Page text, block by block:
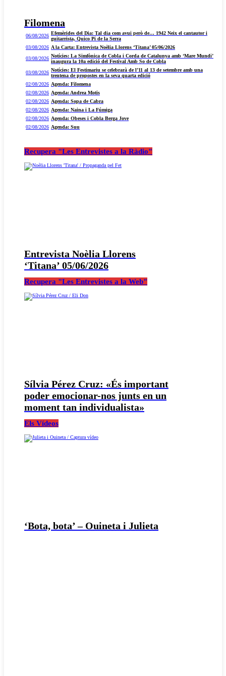
Filomena
06/08/2026 Efemèrides del Dia: Tal dia com avui però de… 1942 Neix el cantautor i
guitarrista, Quico Pi de la Serra
03/08/2026 A la Carta: Entrevista Noèlia Llorens ‘Titana’ 05/06/2026
03/08/2026 Notícies: La Simfònica de Cobla i Corda de Catalunya amb ‘Mare Mundi’
inaugura la 10a edició del Festival Amb So de Cobla
03/08/2026 Notícies: El Festimariu se celebrarà de l’11 al 13 de setembre amb una
trentena de propostes en la seva quarta edició
02/08/2026 Agenda: Filomena
02/08/2026 Agenda: Andrea Motis
02/08/2026 Agenda: Sopa de Cabra
02/08/2026 Agenda: Naina i La Fúmiga
02/08/2026 Agenda: Obeses i Cobla Berga Jove
02/08/2026 Agenda: Suu
Recupera "Les Entrevistes a la Ràdio"
Entrevista Noèlia Llorens
‘Titana’ 05/06/2026
Recupera "Les Entrevistes a la Web"
Sílvia Pérez Cruz: «És important
poder emocionar-nos junts en un
moment tan individualista»
Els Vídeos
‘Bota, bota’ – Ouineta i Julieta